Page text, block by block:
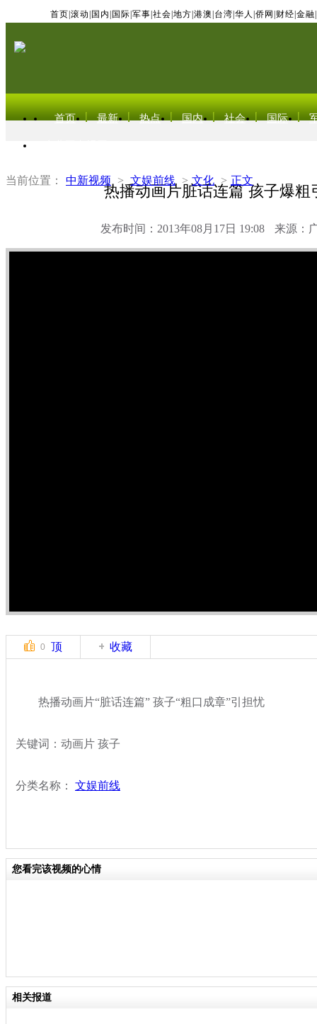
首页 滚动 国内 国际 军事 社会 地方 港澳 台湾 华人 侨网 财经 金融
首页 最新 热点 国内 社会 国际
当前位置： 中新视频 > 文娱前线 > 文化 > 正文
热播动画片脏话连篇 孩子爆粗
发布时间：2013年08月17日 19:08 来源：
0 顶 收藏
热播动画片“脏话连篇” 孩子“粗口成章”引担忧
关键词：动画片 孩子
分类名称： 文娱前线
您看完该视频的心情
相关报道